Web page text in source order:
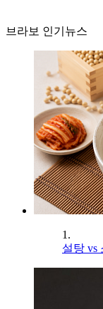
브라보 인기뉴스
1.
설탕 vs